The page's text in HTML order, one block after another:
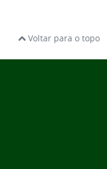
Voltar para o topo